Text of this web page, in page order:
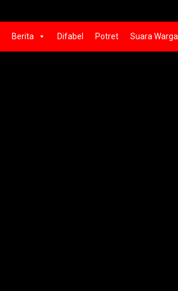
Berita Difabel Potret Suara Warga